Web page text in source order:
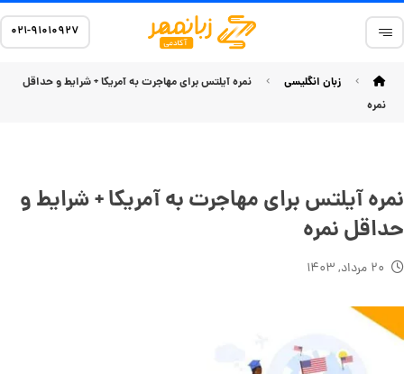
۰۲۱-۹۱۰۱۰۹۲۷
زبان انگلیسی
نمره آیلتس برای مهاجرت به آمریکا + شرایط و حداقل
نمره
نمره آیلتس برای مهاجرت به آمریکا + شرایط و
حداقل نمره
۲۰ مرداد, ۱۴۰۳